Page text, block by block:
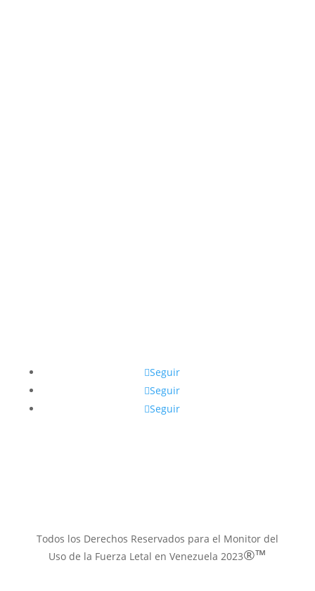
Seguir
Seguir
Seguir
Todos los Derechos Reservados para el Monitor del
Uso de la Fuerza Letal en Venezuela 2023®™